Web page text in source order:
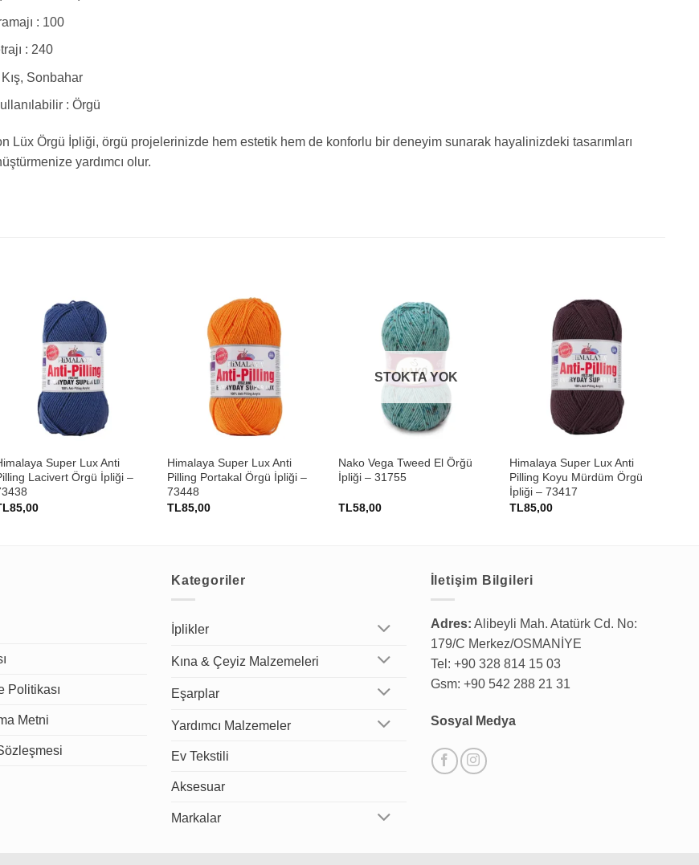
: 100
: 240
Sonbahar
: Örgü
Lüx Örgü İpliği, örgü projelerinizde hem estetik hem de konforlu bir deneyim sunarak hayalinizdeki tasarımları
yardımcı olur.
Super Lux Anti
Lacivert Örgü İpliği –
85,00
Himalaya Super Lux Anti
Pilling Portakal Örgü İpliği –
73448
TL85,00
STOKTA YOK
Nako Vega Tweed El Örğü
İpliği – 31755
TL58,00
Himalaya Super Lux Anti
Pilling Koyu Mürdüm Örgü
İpliği – 73417
TL85,00
Politikası
Metni
Kategoriler
İplikler
Kına & Çeyiz Malzemeleri
Eşarplar
Yardımcı Malzemeler
Ev Tekstili
Aksesuar
Markalar
İletişim Bilgileri
Adres: Alibeyli Mah. Atatürk Cd. No:
179/C Merkez/OSMANİYE
Tel: +90 328 814 15 03
Gsm: +90 542 288 21 31
Sosyal Medya